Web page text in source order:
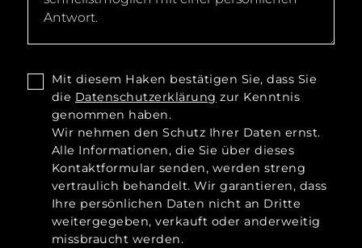
Mit diesem Haken bestätigen Sie, dass Sie
die Datenschutzerklärung zur Kenntnis
genommen haben.
Wir nehmen den Schutz Ihrer Daten ernst.
Alle Informationen, die Sie über dieses
Kontaktformular senden, werden streng
vertraulich behandelt. Wir garantieren, dass
Ihre persönlichen Daten nicht an Dritte
weitergegeben, verkauft oder anderweitig
missbraucht werden.